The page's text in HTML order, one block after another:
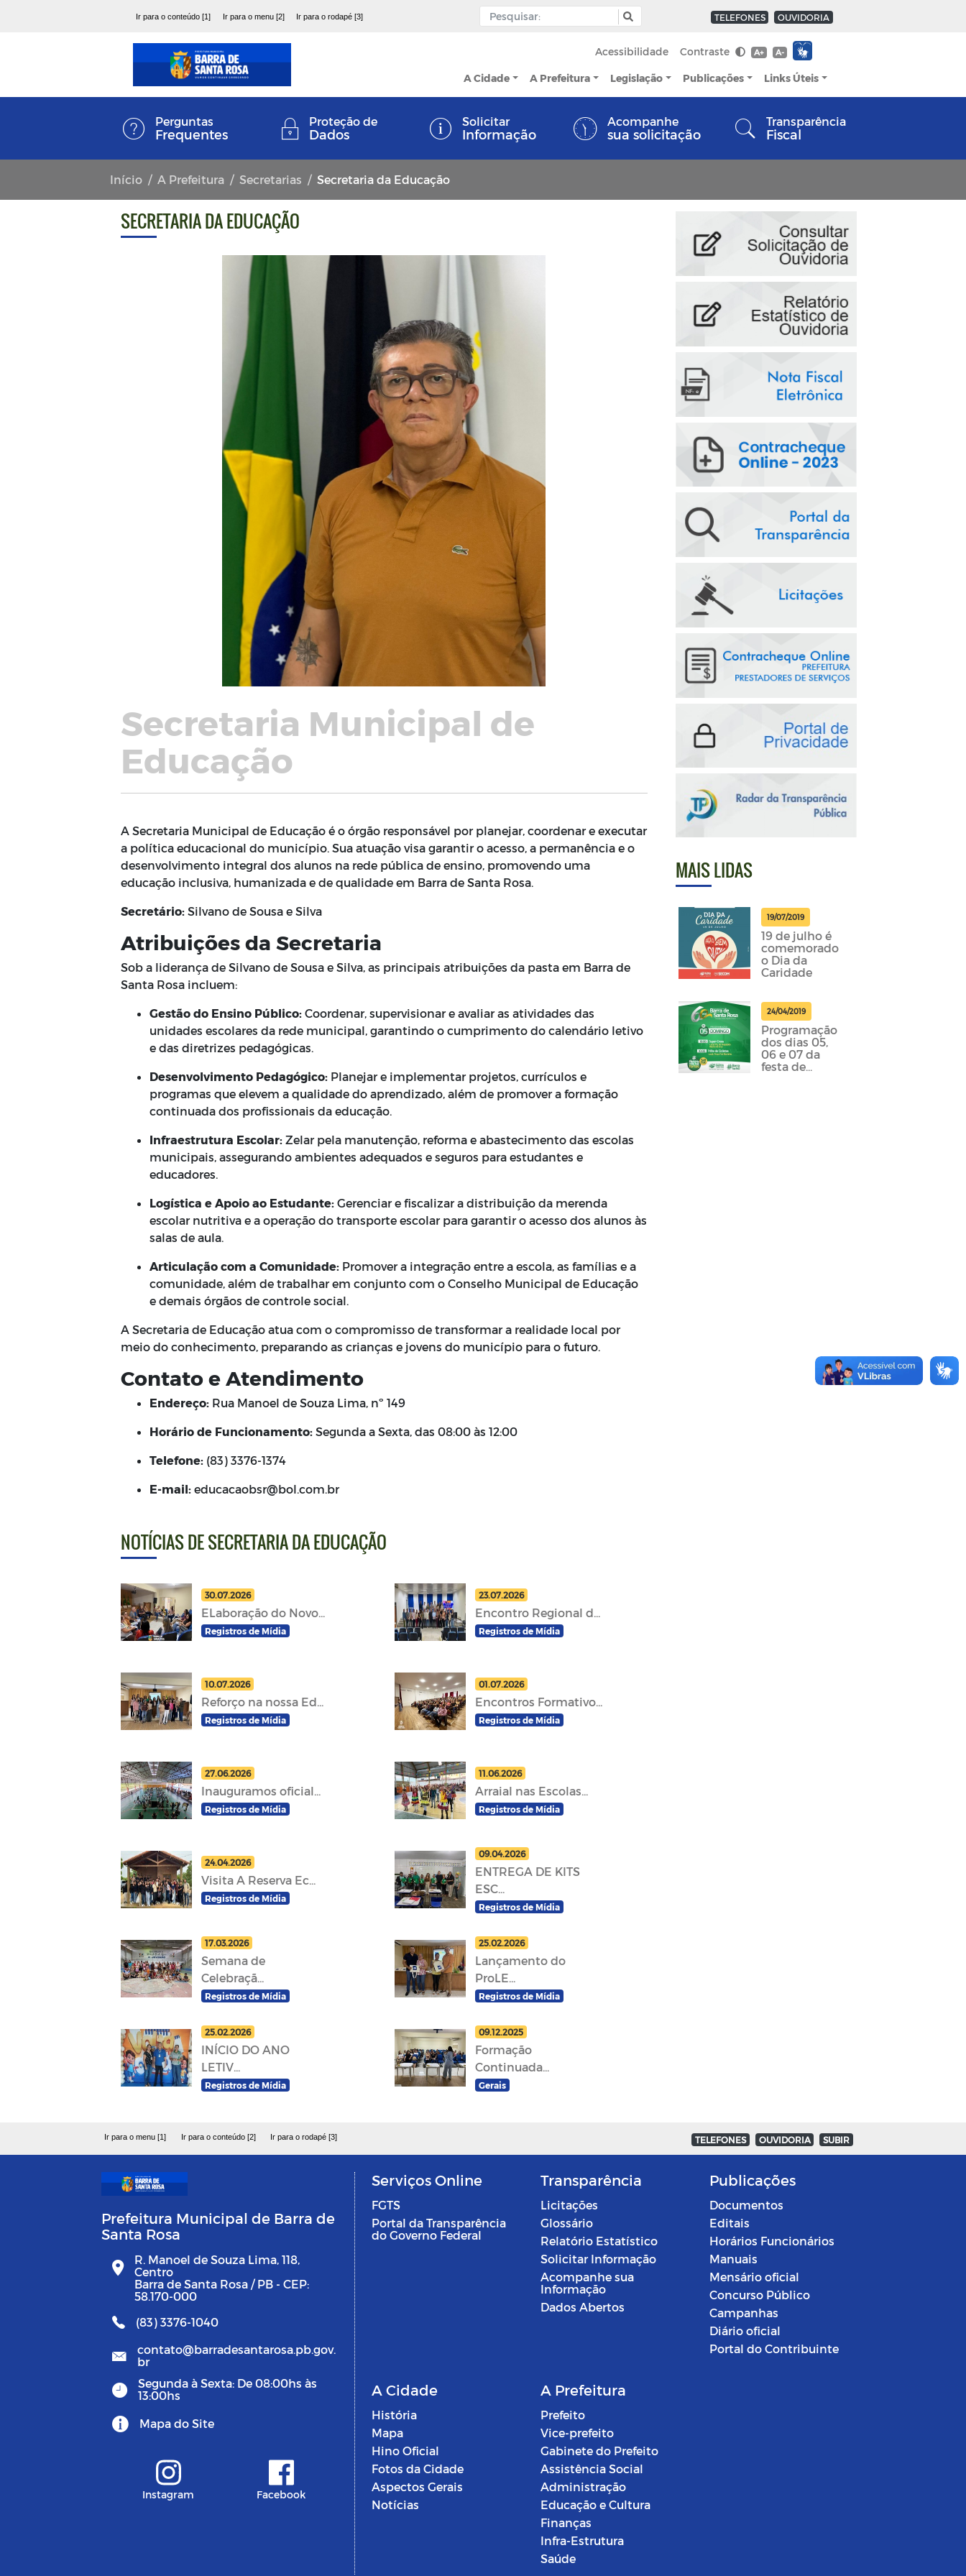
Ir para o conteúdo [1] Ir para o menu [2] Ir para o rodapé [3] TELEFONES OUVIDORIA
Acessibilidade Contraste A+ A-
A Cidade A Prefeitura Legislação Publicações Links Úteis
Perguntas
Frequentes
Proteção de
Dados
Solicitar
Informação
Acompanhe
sua solicitação
Transparência
Fiscal
Início A Prefeitura Secretarias Secretaria da Educação
SECRETARIA DA EDUCAÇÃO
Secretaria Municipal de
Educação
A Secretaria Municipal de Educação é o órgão responsável por planejar, coordenar e executar
a política educacional do município. Sua atuação visa garantir o acesso, a permanência e o
desenvolvimento integral dos alunos na rede pública de ensino, promovendo uma
educação inclusiva, humanizada e de qualidade em Barra de Santa Rosa.
Secretário: Silvano de Sousa e Silva
Atribuições da Secretaria
Sob a liderança de Silvano de Sousa e Silva, as principais atribuições da pasta em Barra de
Santa Rosa incluem:
Gestão do Ensino Público: Coordenar, supervisionar e avaliar as atividades das
unidades escolares da rede municipal, garantindo o cumprimento do calendário letivo
e das diretrizes pedagógicas.
Desenvolvimento Pedagógico: Planejar e implementar projetos, currículos e
programas que elevem a qualidade do aprendizado, além de promover a formação
continuada dos profissionais da educação.
Infraestrutura Escolar: Zelar pela manutenção, reforma e abastecimento das escolas
municipais, assegurando ambientes adequados e seguros para estudantes e
educadores.
Logística e Apoio ao Estudante: Gerenciar e fiscalizar a distribuição da merenda
escolar nutritiva e a operação do transporte escolar para garantir o acesso dos alunos às
salas de aula.
Articulação com a Comunidade: Promover a integração entre a escola, as famílias e a
comunidade, além de trabalhar em conjunto com o Conselho Municipal de Educação
e demais órgãos de controle social.
A Secretaria de Educação atua com o compromisso de transformar a realidade local por
meio do conhecimento, preparando as crianças e jovens do município para o futuro.
Contato e Atendimento
Endereço: Rua Manoel de Souza Lima, nº 149
Horário de Funcionamento: Segunda a Sexta, das 08:00 às 12:00
Telefone: (83) 3376-1374
E-mail: educacaobsr@bol.com.br
NOTÍCIAS DE SECRETARIA DA EDUCAÇÃO
30.07.2026
ELaboração do Novo...
Registros de Mídia
23.07.2026
Encontro Regional d...
Registros de Mídia
10.07.2026
Reforço na nossa Ed...
Registros de Mídia
01.07.2026
Encontros Formativo...
Registros de Mídia
27.06.2026
Inauguramos oficial...
Registros de Mídia
11.06.2026
Arraial nas Escolas...
Registros de Mídia
24.04.2026
Visita A Reserva Ec...
Registros de Mídia
09.04.2026
ENTREGA DE KITS
ESC...
Registros de Mídia
17.03.2026
Semana de
Celebraçã...
Registros de Mídia
25.02.2026
Lançamento do
ProLE...
Registros de Mídia
25.02.2026
INÍCIO DO ANO
LETIV...
Registros de Mídia
09.12.2025
Formação
Continuada...
Gerais
MAIS LIDAS
19/07/2019
19 de julho é
comemorado
o Dia da
Caridade
24/04/2019
Programação
dos dias 05,
06 e 07 da
festa de
Ir para o menu [1] Ir para o conteúdo [2] Ir para o rodapé [3] TELEFONES OUVIDORIA SUBIR
Prefeitura Municipal de Barra de
Santa Rosa
R. Manoel de Souza Lima, 118,
Centro
Barra de Santa Rosa / PB - CEP:
58.170-000
(83) 3376-1040
contato@barradesantarosa.pb.gov.
br
Segunda à Sexta: De 08:00hs às
13:00hs
Mapa do Site
Instagram Facebook
Serviços Online
FGTS
Portal da Transparência
do Governo Federal
Transparência
Licitações
Glossário
Relatório Estatístico
Solicitar Informação
Acompanhe sua
Informação
Dados Abertos
Publicações
Documentos
Editais
Horários Funcionários
Manuais
Mensário oficial
Concurso Público
Campanhas
Diário oficial
Portal do Contribuinte
A Cidade
História
Mapa
Hino Oficial
Fotos da Cidade
Aspectos Gerais
Notícias
A Prefeitura
Prefeito
Vice-prefeito
Gabinete do Prefeito
Assistência Social
Administração
Educação e Cultura
Finanças
Infra-Estrutura
Saúde